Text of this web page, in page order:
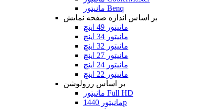
مانیتور Benq
بر اساس اندازه صفحه نمایش
مانیتور 49 اینچ
مانیتور 34 اینچ
مانیتور 32 اینچ
مانیتور 27 اینچ
مانیتور 24 اینچ
مانیتور 22 اینچ
بر اساس رزولوشن
مانیتور Full HD
مانیتور 1440p